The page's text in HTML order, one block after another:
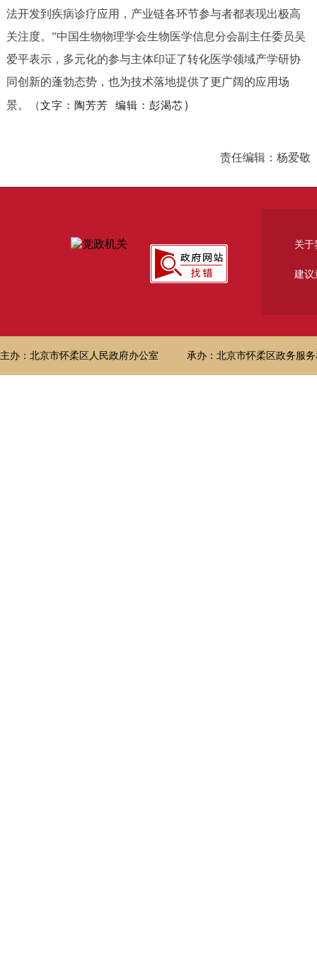
法开发到疾病诊疗应用，产业链各环节参与者都表现出极高
关注度。”中国生物物理学会生物医学信息分会副主任委员吴
爱平表示，多元化的参与主体印证了转化医学领域产学研协
同创新的蓬勃态势，也为技术落地提供了更广阔的应用场
景。（文字：陶芳芳 编辑：彭渴芯）
责任编辑：杨爱敬
关于
建议
主办：北京市怀柔区人民政府办公室 承办：北京市怀柔区政务服